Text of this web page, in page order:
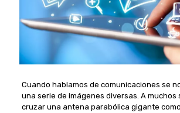
Cuando hablamos de comunicaciones se
una serie de imágenes diversas. A muchos
cruzar una antena parabólica gigante